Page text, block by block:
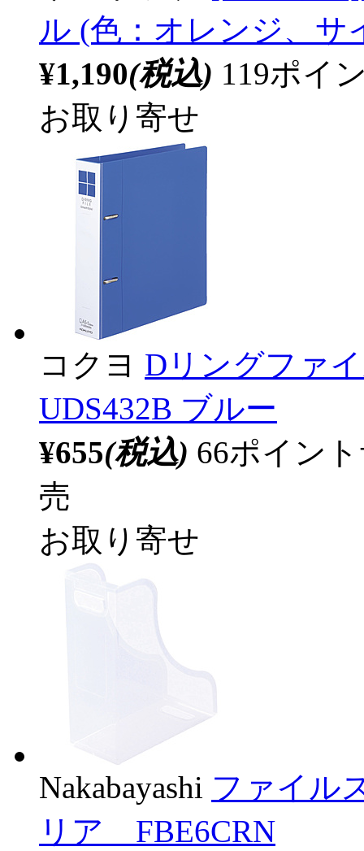
ル (色：オレンジ、サ
¥1,190(税込) 119ポイ
お取り寄せ
コクヨ Dリングファ
UDS432B ブルー
¥655(税込) 66ポイン
売
お取り寄せ
Nakabayashi ファイル
リア FBE6CRN